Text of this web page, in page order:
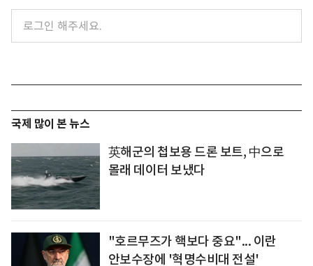
국제 많이 본 뉴스
英해군의 첩보용 드론 보트, 中으로
몰래 데이터 보냈다
"호르무즈가 핵보다 중요"... 이란
안보수장에 '혁명수비대 전설'